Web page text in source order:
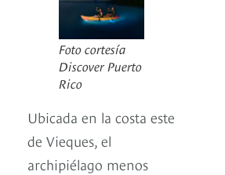
Foto cortesía
Discover Puerto
Rico
Ubicada en la costa este
de Vieques, el
archipiélago menos